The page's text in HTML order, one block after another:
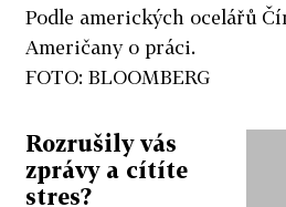
Podle amerických ocelářů
Američany o práci.
FOTO: BLOOMBERG
Rozrušily vás
zprávy a cítíte
stres?